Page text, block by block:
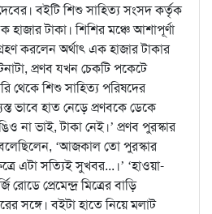
বইটি শিশু সাহিত্য সংসদ কর্তৃক
টাকা। শিশির মঞ্চে আশাপূর্ণা
করলেন অর্থাৎ এক হাজার টাকার
প্রণব যখন চেকটি পকেটে
থেকে শিশু সাহিত্য পরিষদের
ভাবে হাত নেড়ে প্রণবকে ডেকে
না ভাই, টাকা নেই।’ প্রণব পুরস্কার
‘আজকাল তো পুরস্কার
এটা সত্যিই সুখবর...।’ ‘হাওয়া-
রোডে প্রেমেন্দ্র মিত্রের বাড়ি
সঙ্গে। বইটা হাতে নিয়ে মলাট